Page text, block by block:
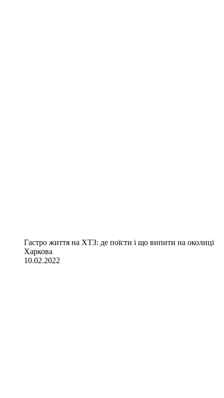
Гастро життя на ХТЗ: де поїсти і що випити на околиці
Харкова
10.02.2022